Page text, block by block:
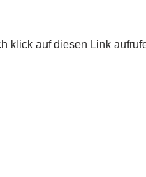
klick auf diesen Link